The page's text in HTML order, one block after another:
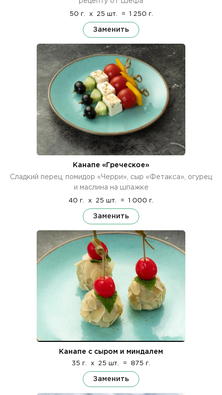
50 г. x 25 шт. = 1 250 г.
Заменить
Канапе «Греческое»
Сладкий перец, помидор «Черри», сыр «Фетакса», огурец
и маслина на шпажке
40 г. x 25 шт. = 1 000 г.
Заменить
Канапе с сыром и миндалем
35 г. x 25 шт. = 875 г.
Заменить